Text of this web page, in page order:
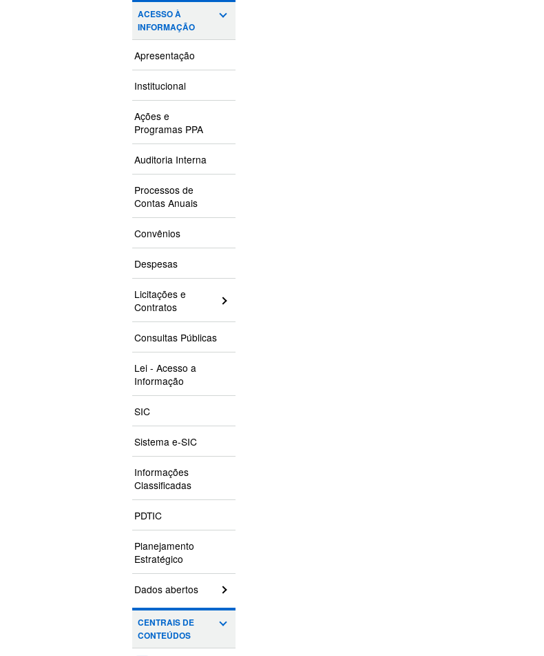
ACESSO À
INFORMAÇÃO
Apresentação
Institucional
Ações e
Programas PPA
Auditoria Interna
Processos de
Contas Anuais
Convênios
Despesas
Licitações e
Contratos
Consultas Públicas
Lei - Acesso a
Informação
SIC
Sistema e-SIC
Informações
Classificadas
PDTIC
Planejamento
Estratégico
Dados abertos
CENTRAIS DE
CONTEÚDOS